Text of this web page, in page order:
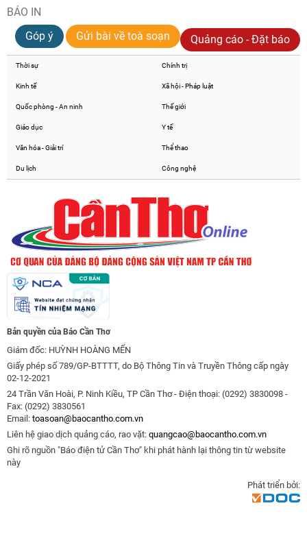
BÁO IN
Góp ý
Gửi bài về toà soạn Quảng cáo - Đặt báo
Thời sự Chính trị
Kinh tế Xã hội - Pháp luật
Quốc phòng - An ninh Thế giới
Giáo dục Y tế
Văn hóa - Giải trí Thể thao
Du lịch Công nghệ
Bản quyền của Báo Cần Thơ
Giám đốc: HUỲNH HOÀNG MẾN
Giấy phép số 789/GP-BTTTT, do Bộ Thông Tin và Truyền Thông cấp ngày
02-12-2021
24 Trần Văn Hoài, P. Ninh Kiều, TP Cần Thơ - Điện thoại: (0292) 3830098 -
Fax: (0292) 3830561
Email: toasoan@baocantho.com.vn
Liên hệ giao dịch quảng cáo, rao vặt: quangcao@baocantho.com.vn
Ghi rõ nguồn "Báo điện tử Cần Thơ" khi phát hành lại thông tin từ website
này
Phát triển bởi: